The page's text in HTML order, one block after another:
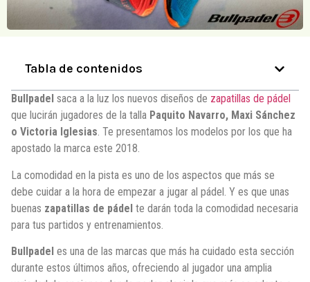
Tabla de contenidos
Bullpadel saca a la luz los nuevos diseños de zapatillas de pádel
que lucirán jugadores de la talla Paquito Navarro, Maxi Sánchez
o Victoria Iglesias. Te presentamos los modelos por los que ha
apostado la marca este 2018.
La comodidad en la pista es uno de los aspectos que más se
debe cuidar a la hora de empezar a jugar al pádel. Y es que unas
buenas zapatillas de pádel te darán toda la comodidad necesaria
para tus partidos y entrenamientos.
Bullpadel es una de las marcas que más ha cuidado esta sección
durante estos últimos años, ofreciendo al jugador una amplia